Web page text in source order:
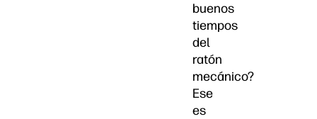
buenos
tiempos
del
ratón
mecánico?
Ese
es